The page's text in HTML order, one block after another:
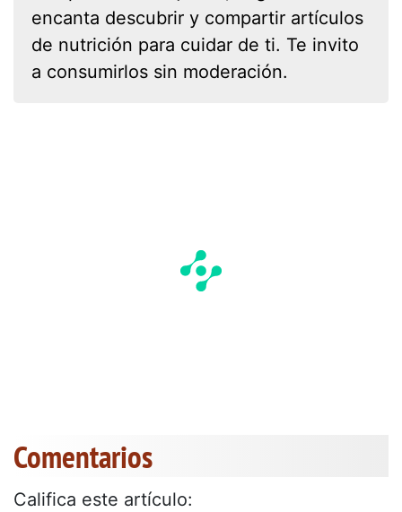
encanta descubrir y compartir artículos
de nutrición para cuidar de ti. Te invito
a consumirlos sin moderación.
Comentarios
Califica este artículo: